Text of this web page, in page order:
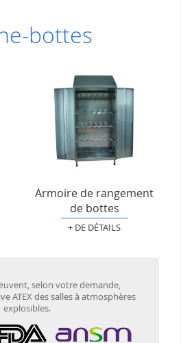
bottes
Armoire de rangement
de bottes
+ DE DÉTAILS
selon votre demande,
ATEX des salles à atmosphères
explosibles.